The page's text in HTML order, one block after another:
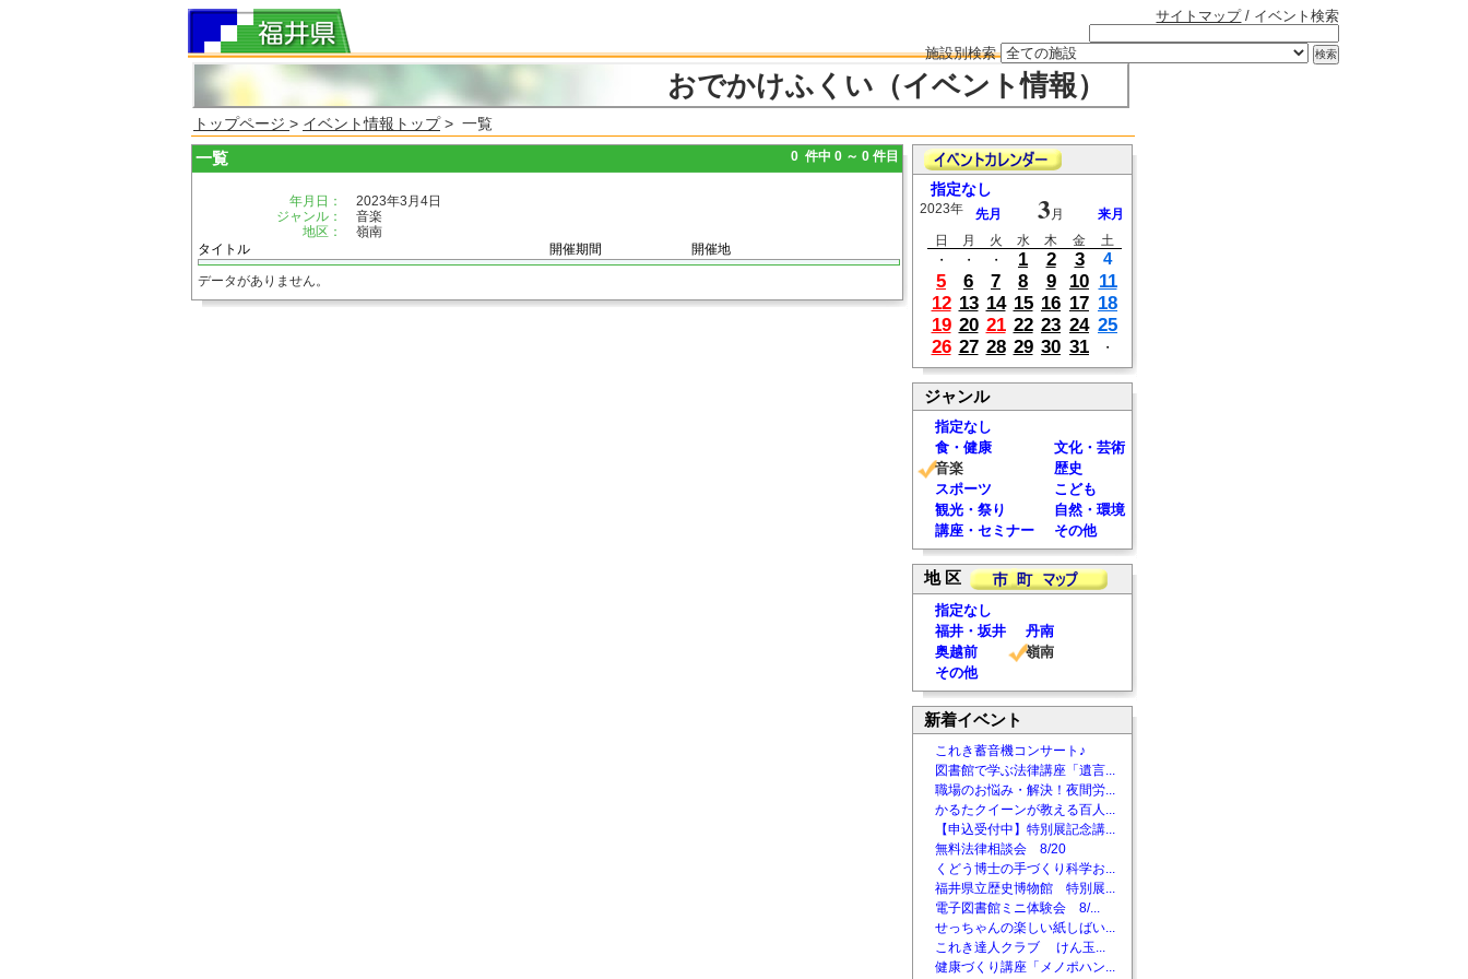
サイトマップ/ イベント検索
施設別検索
おでかけふくい（イベント情報）
トップページ > イベント情報トップ> 一覧
一覧 0 件中 0 ～ 0 件目
年月日：
2023年3月4日
ジャンル：
音楽
地区：
嶺南
タイトル
開催期間 開催地
データがありません。
指定なし
2023年 先月 3 月
来月
日
月 火 水 木 金
土
・
・ ・ 1 2 3 4
5 6 7 8 9 10 11
12 13 14 15 16 17 18
19 20 21 22 23 24 25
26 27 28 29 30 31 ・
ジャンル
指定なし
食・健康
文化・芸術
音楽
歴史
スポーツ
こども
観光・祭り
自然・環境
講座・セミナー
その他
地 区
指定なし
福井・坂井
丹南
奥越前
嶺南
その他
新着イベント
これき蓄音機コンサート♪
図書館で学ぶ法律講座「遺言...
職場のお悩み・解決！夜間労...
かるたクイーンが教える百人...
【申込受付中】特別展記念講...
無料法律相談会 8/20
くどう博士の手づくり科学お...
福井県立歴史博物館 特別展...
電子図書館ミニ体験会 8/...
せっちゃんの楽しい紙しばい...
これき達人クラブ けん玉...
健康づくり講座「メノポハン...